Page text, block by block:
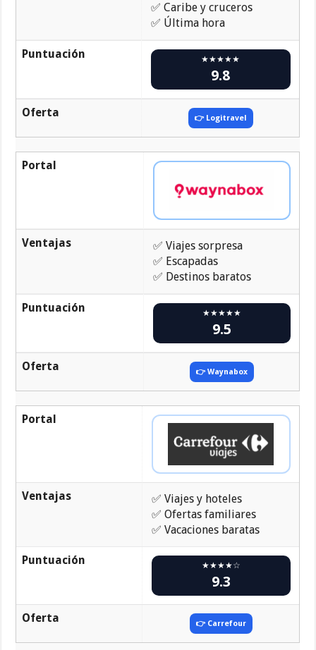
✅ Caribe y cruceros
✅ Última hora
Puntuación ★★★★★
9.8
Oferta 👉 Logitravel
Portal
Ventajas
✅ Viajes sorpresa
✅ Escapadas
✅ Destinos baratos
Puntuación ★★★★★
9.5
Oferta 👉 Waynabox
Portal
Ventajas
✅ Viajes y hoteles
✅ Ofertas familiares
✅ Vacaciones baratas
Puntuación ★★★★☆
9.3
Oferta 👉 Carrefour